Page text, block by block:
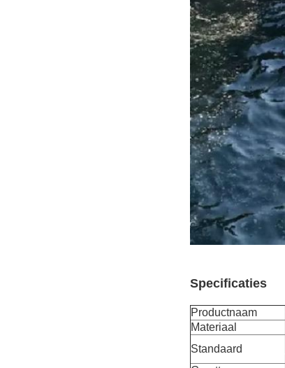
Specificaties
Productnaam
Materiaal
Standaard